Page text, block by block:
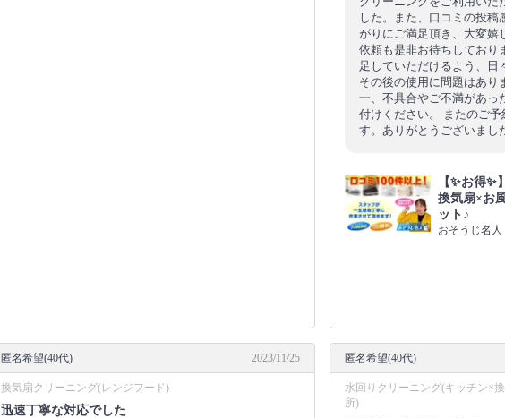
した。また、口コミの投稿
がりにご満足頂き、大変嬉
依頼も是非お待ちしており
足していただけるよう、日
その後の使用に問題はあり
一、不具合やご不満があっ
付けください。 またのご予
す。ありがとうございまし
【✨お得
換気扇×お
ット♪
おそうじ名人
匿名希望(40代) 2023/11/25
換気扇クリーニング(レンジフード)
迅速丁寧な対応でした
匿名希望(40代)
水回りクリーニング(キッチン×
所)